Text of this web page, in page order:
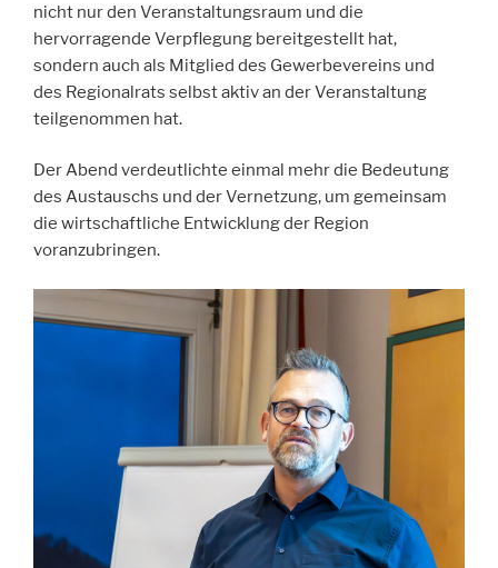
nicht nur den Veranstaltungsraum und die
hervorragende Verpflegung bereitgestellt hat,
sondern auch als Mitglied des Gewerbevereins und
des Regionalrats selbst aktiv an der Veranstaltung
teilgenommen hat.
Der Abend verdeutlichte einmal mehr die Bedeutung
des Austauschs und der Vernetzung, um gemeinsam
die wirtschaftliche Entwicklung der Region
voranzubringen.